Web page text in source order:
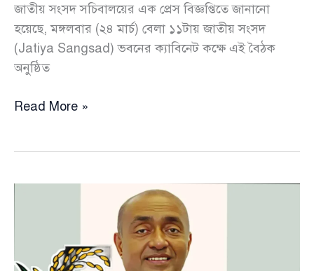
জাতীয় সংসদ সচিবালয়ের এক প্রেস বিজ্ঞপ্তিতে জানানো
হয়েছে, মঙ্গলবার (২৪ মার্চ) বেলা ১১টায় জাতীয় সংসদ
(Jatiya Sangsad) ভবনের ক্যাবিনেট কক্ষে এই বৈঠক
অনুষ্ঠিত
অন্তর্বর্তী
১৩৩টি
কমিটির
Read More »